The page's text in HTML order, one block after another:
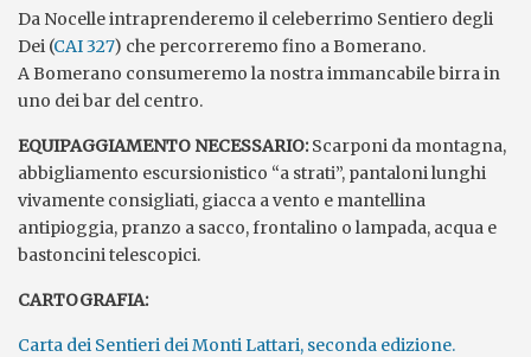
Da Nocelle intraprenderemo il celeberrimo Sentiero degli
Dei (CAI 327) che percorreremo fino a Bomerano.
A Bomerano consumeremo la nostra immancabile birra in
uno dei bar del centro.
EQUIPAGGIAMENTO NECESSARIO:Scarponi da montagna,
abbigliamento escursionistico “a strati”, pantaloni lunghi
vivamente consigliati, giacca a vento e mantellina
antipioggia, pranzo a sacco, frontalino o lampada, acqua e
bastoncini telescopici.
CARTOGRAFIA:
Carta dei Sentieri dei Monti Lattari, seconda edizione.